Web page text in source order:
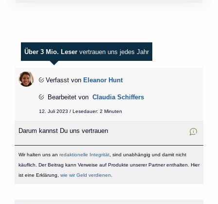
Über 3 Mio. Leser vertrauen uns jedes Jahr
Verfasst von Eleanor Hunt
Bearbeitet von Claudia Schiffers
12. Juli 2023 / Lesedauer: 2 Minuten
Darum kannst Du uns vertrauen
Wir halten uns an redaktionelle Integrität, sind unabhängig und damit nicht
käuflich. Der Beitrag kann Verweise auf Produkte unserer Partner enthalten. Hier
ist eine Erklärung, wie wir Geld verdienen